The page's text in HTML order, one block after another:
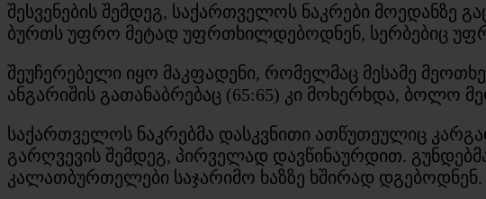
შესვენების შემდეგ, საქართველოს ნაკრები მოედანზე
ბურთს უფრო მეტად უფრთხილდებოდნენ, სერბებიც
შეუჩერებელი იყო მაკფადენი, რომელმაც მესამე
ანგარიშის გათანაბრებაც (65:65) კი მოხერხდა, ბოლო
საქართველოს ნაკრებმა დასკვნითი ათწუთეულიც
გარღვევის შემდეგ, პირველად დავწინაურდით.
კალათბურთელები საჯარიმო ხაზზე ხშირად დგებოდნენ.